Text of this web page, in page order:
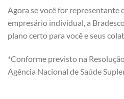
Agora se você for representante
empresário individual, a
plano certo para você e seus
*Conforme previsto na
Agência Nacional de Saúde